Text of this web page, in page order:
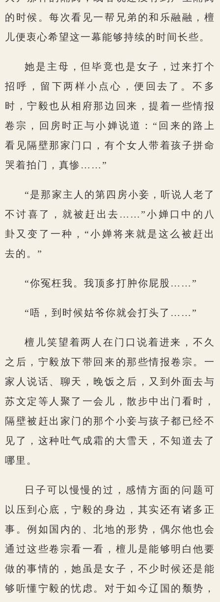
的时候。每次看见一帮兄弟的和乐融融，檀
儿便衷心希望这一幕能够持续的时间长些。
她是主母，但毕竟也是女子，过来打个
招呼，留下两样小点心，便回去了。不多
时，宁毅也从相府那边回来，提着一些情报
卷宗，回房时正与小婵说道：“回来的路上
看见隔壁那家门口，有个女人带着孩子拼命
哭着拍门，真惨……”
“是那家主人的第四房小妾，听说人老了
不讨喜了，就被赶出去……”小婵口中的八
卦又变了一种，“小婵将来就是这么被赶出
去的。”
“你冤枉我。我顶多打肿你屁股……”
“唔，到时候姑爷你就会打头了……”
檀儿笑望着两人在门口说着进来，不久
之后，宁毅放下带回来的那些情报卷宗。一
家人说话、聊天，晚饭之后，又到外面去与
苏文定等人聚了一会儿，散步中出门看时，
隔壁被赶出家门的那个小妾与孩子都已经不
见了，这种吐气成霜的大雪天，不知道去了
哪里。
日子可以慢慢的过，感情方面的问题可
以压到心底，宁毅的身边，其实还有诸多正
事。例如国内的、北地的形势，偶尔他也会
通过这些卷宗看一看，檀儿是能够明白他要
做的事情的，她虽是女子，不少时候还是能
够听懂宁毅的忧虑。对于如今辽国的颓势，